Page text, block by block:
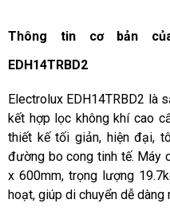
Thông tin cơ bản
EDH14TRBD2
Electrolux EDH14TRBD2 là
kết hợp lọc không khí cao
thiết kế tối giản, hiện đại,
đường bo cong tinh tế. Máy
x 600mm, trọng lượng
hoạt, giúp di chuyển dễ